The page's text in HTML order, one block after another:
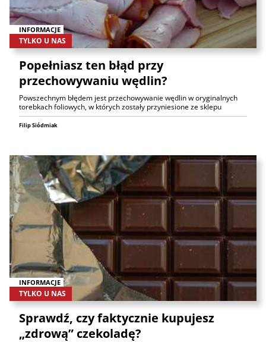
INFORMACJE
TYLKO U NAS
Popełniasz ten błąd przy
przechowywaniu wędlin?
Powszechnym błędem jest przechowywanie wędlin w oryginalnych
torebkach foliowych, w których zostały przyniesione ze sklepu
Filip Siódmiak
INFORMACJE
TYLKO U NAS
Sprawdź, czy faktycznie kupujesz
„zdrową” czekoladę?